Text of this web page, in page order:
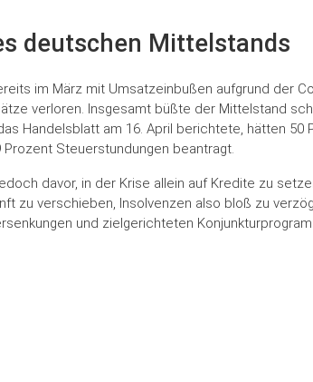
deutschen Mittelstands
im März mit Umsatzeinbußen aufgrund der
verloren. Insgesamt büßte der Mittelstand
Handelsblatt am 16. April berichtete, hätten
Steuerstundungen beantragt.
davor, in der Krise allein auf Kredite zu
zu verschieben, Insolvenzen also bloß zu
und zielgerichteten